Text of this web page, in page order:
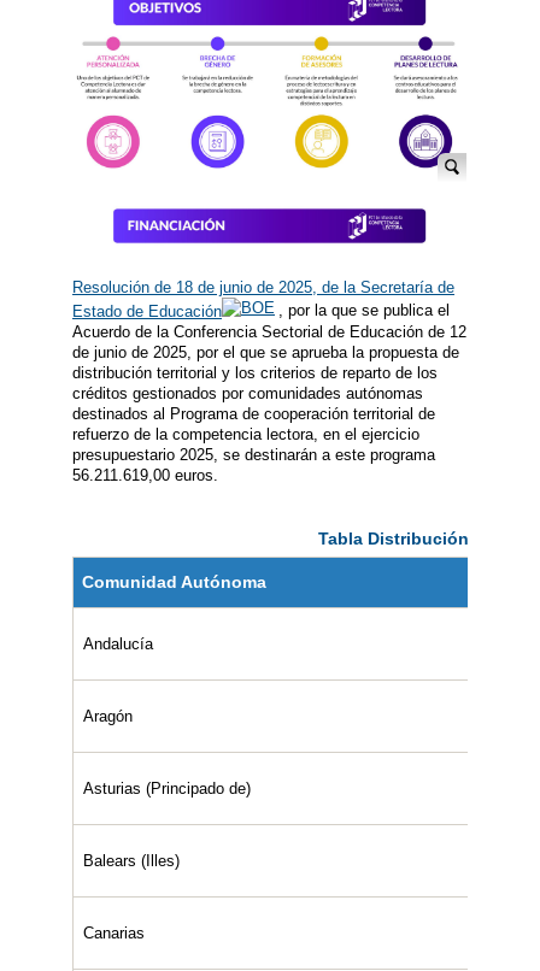
Resolución de 18 de junio de 2025, de la Secretaría de
Estado de Educación
, por la que se publica el
Acuerdo de la Conferencia Sectorial de Educación de 12
de junio de 2025, por el que se aprueba la propuesta de
distribución territorial y los criterios de reparto de los
créditos gestionados por comunidades autónomas
destinados al Programa de cooperación territorial de
refuerzo de la competencia lectora, en el ejercicio
presupuestario 2025, se destinarán a este programa
56.211.619,00 euros.
Tabla Distribución
Comunidad Autónoma
Andalucía
Aragón
Asturias (Principado de)
Balears (Illes)
Canarias